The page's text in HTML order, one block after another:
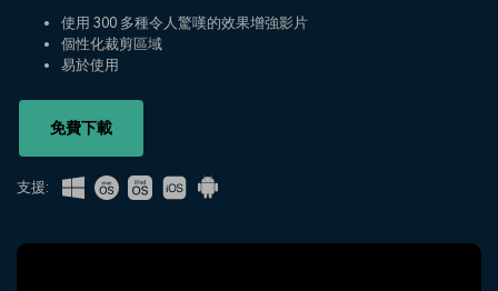
商店
音訊
熱門人群
熱門方案
部落格
AI提示詞大全
收錄 100+ 熱門影片提示詞，快
幫助中心
我們隨時為您提供協助 如何用 Filmora 做出影響力
立即購買 登入
使用 300 多種令人驚嘆的效果增強影片
個性化裁剪區域
易於使用
免費下載
支援: